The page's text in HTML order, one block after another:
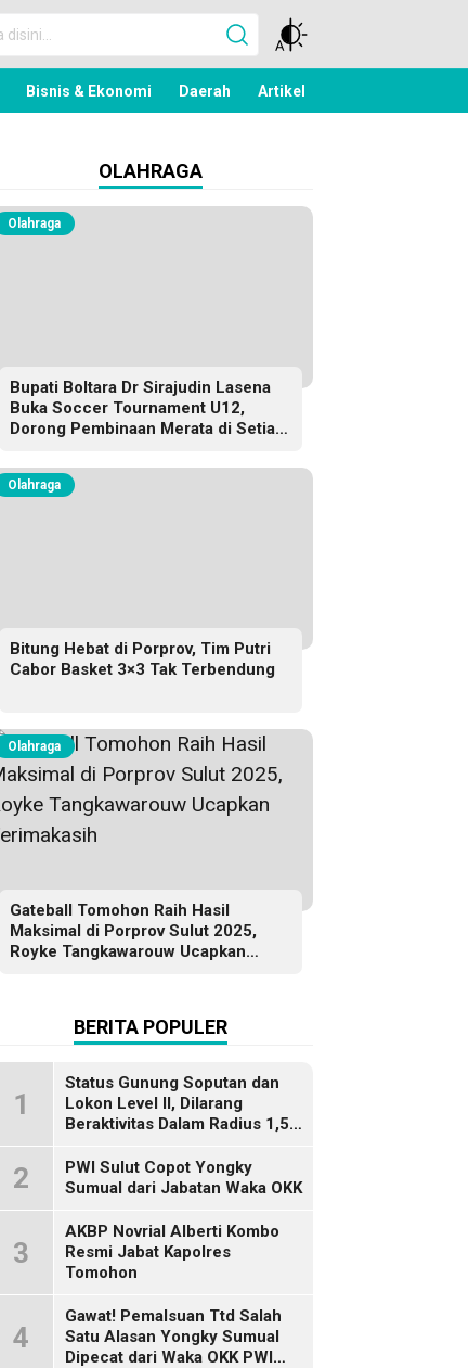
Bisnis & Ekonomi Daerah Artikel
OLAHRAGA
Olahraga
Bupati Boltara Dr Sirajudin Lasena
Buka Soccer Tournament U12,
Dorong Pembinaan Merata di Setiap
Olahraga
Bitung Hebat di Porprov, Tim Putri
Cabor Basket 3×3 Tak Terbendung
Olahraga
Gateball Tomohon Raih Hasil
Maksimal di Porprov Sulut 2025,
Royke Tangkawarouw Ucapkan
BERITA POPULER
1
Status Gunung Soputan dan
Lokon Level II, Dilarang
Beraktivitas Dalam Radius 1,5
2
PWI Sulut Copot Yongky
Sumual dari Jabatan Waka OKK
3
AKBP Novrial Alberti Kombo
Resmi Jabat Kapolres
Tomohon
4
Gawat! Pemalsuan Ttd Salah
Satu Alasan Yongky Sumual
Dipecat dari Waka OKK PWI